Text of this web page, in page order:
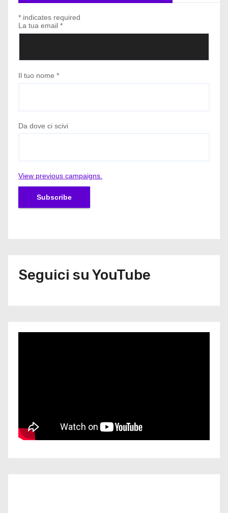
* indicates required
La tua email *
Il tuo nome *
Da dove ci scivi
View previous campaigns.
Seguici su YouTube